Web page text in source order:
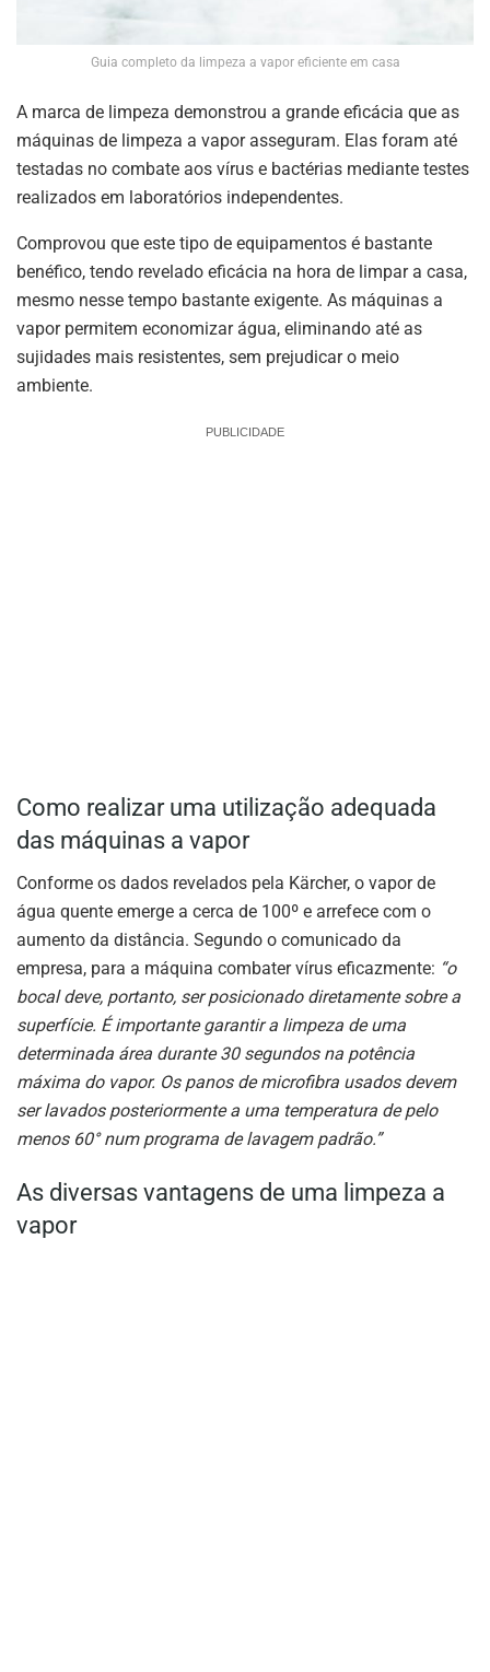
Guia completo da limpeza a vapor eficiente em casa
A marca de limpeza demonstrou a grande eficácia que as
máquinas de limpeza a vapor asseguram. Elas foram até
testadas no combate aos vírus e bactérias mediante testes
realizados em laboratórios independentes.
Comprovou que este tipo de equipamentos é bastante
benéfico, tendo revelado eficácia na hora de limpar a casa,
mesmo nesse tempo bastante exigente. As máquinas a
vapor permitem economizar água, eliminando até as
sujidades mais resistentes, sem prejudicar o meio
ambiente.
PUBLICIDADE
Como realizar uma utilização adequada
das máquinas a vapor
Conforme os dados revelados pela Kärcher, o vapor de
água quente emerge a cerca de 100º e arrefece com o
aumento da distância. Segundo o comunicado da
empresa, para a máquina combater vírus eficazmente: “o
bocal deve, portanto, ser posicionado diretamente sobre a
superfície. É importante garantir a limpeza de uma
determinada área durante 30 segundos na potência
máxima do vapor. Os panos de microfibra usados devem
ser lavados posteriormente a uma temperatura de pelo
menos 60° num programa de lavagem padrão.”
As diversas vantagens de uma limpeza a
vapor